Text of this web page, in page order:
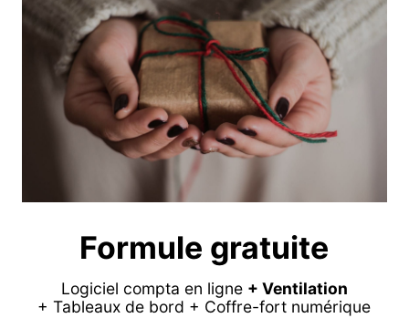
Formule gratuite
Logiciel compta en ligne + Ventilation
+ Tableaux de bord + Coffre-fort numérique